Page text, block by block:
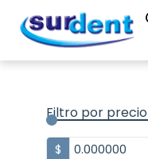
contenido
Filtro por precio
$